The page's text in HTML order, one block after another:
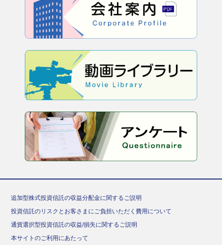
追加型株式投資信託の収益分配金に関するご説明
投資信託のリスクとお客さまにご負担いただく費用について
通貨選択型投資信託の収益/損失に関するご説明
本サイトのご利用にあたって